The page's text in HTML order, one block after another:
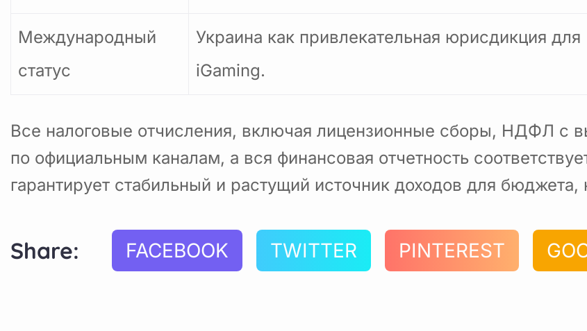
Международный
статус
Украина как привлекательная юрисдикция для
iGaming.
Все налоговые отчисления, включая лицензионные сборы, НДФЛ с
по официальным каналам, а вся финансовая отчетность
гарантирует стабильный и растущий источник доходов для
Share: FACEBOOK TWITTER PINTEREST